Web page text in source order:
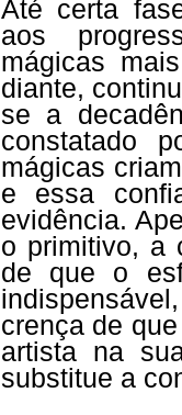
Até certa
aos
mágicas
diante,
se a
constatado
mágicas
e essa
evidência.
o primitivo, a
de que o
crença de
artista na
substitue a